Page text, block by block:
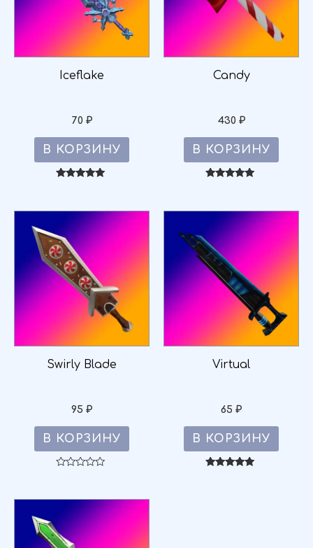
Iceflake
70 ₽
В КОРЗИНУ
Candy
430 ₽
В КОРЗИНУ
Swirly Blade
95 ₽
В КОРЗИНУ
5
Virtual
65 ₽
В КОРЗИНУ